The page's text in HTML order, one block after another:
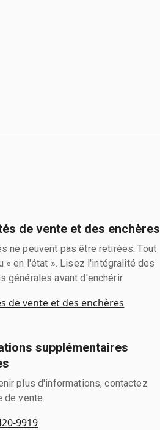
de vente et des enchères
ne peuvent pas être retirées. Tout
« en l'état ». Lisez l'intégralité des
générales avant d'enchérir.
de vente et des enchères
supplémentaires
plus d'informations, contactez
vente.
9919